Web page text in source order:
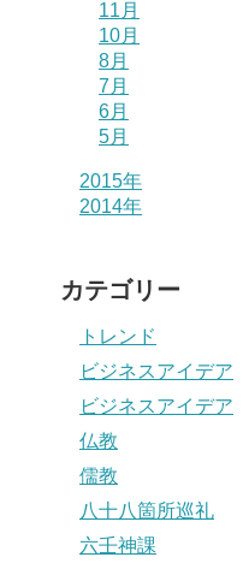
11月
10月
8月
7月
6月
5月
2015年
2014年
カテゴリー
トレンド
ビジネスアイデア
ビジネスアイデア
仏教
儒教
八十八箇所巡礼
六壬神課